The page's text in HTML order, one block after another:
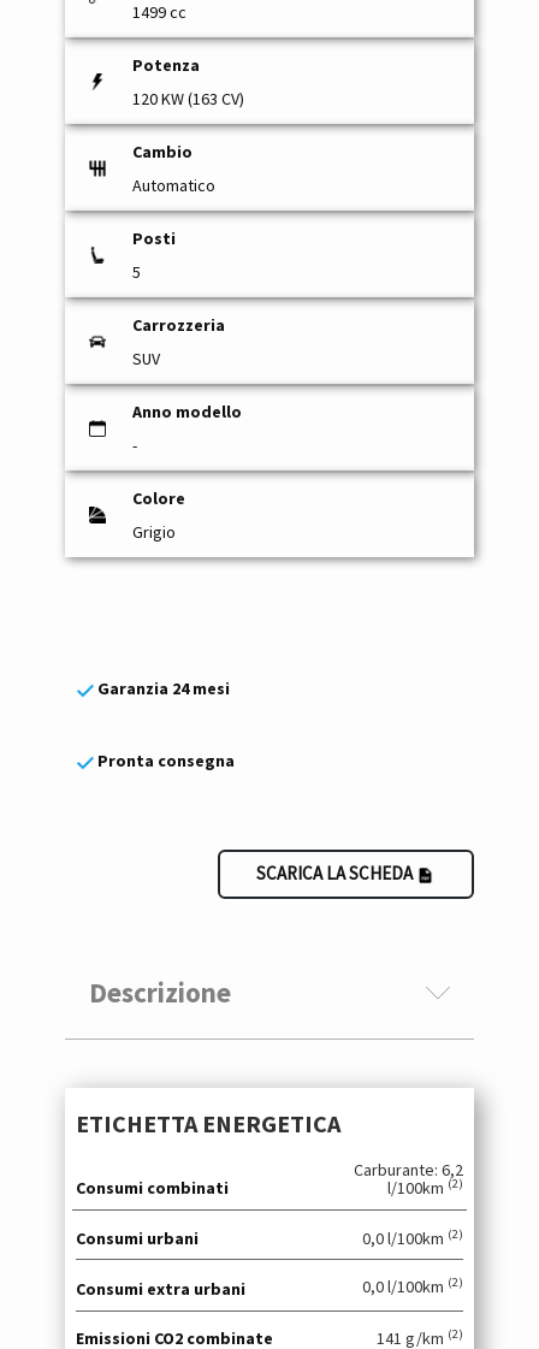
1499 cc
Potenza
120 KW (163 CV)
Cambio
Automatico
Posti
5
Carrozzeria
SUV
Anno modello
-
Colore
Grigio
Garanzia 24 mesi
Pronta consegna
SCARICA LA SCHEDA
Descrizione
ETICHETTA ENERGETICA
Carburante: 6,2
l/100km (2)
Consumi combinati
Consumi urbani 0,0 l/100km (2)
0,0 l/100km (2)
Consumi extra urbani
Emissioni CO2 combinate 141 g/km (2)